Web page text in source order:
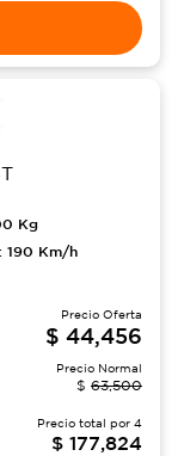
Kg
190 Km/h
Precio Oferta
$ 44,456
Precio Normal
$ 63,500
Precio total por 4
$ 177,824